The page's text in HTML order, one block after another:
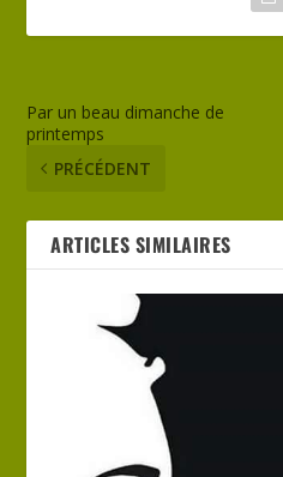
Par un beau dimanche de
printemps
PRÉCÉDENT
ARTICLES SIMILAIRES